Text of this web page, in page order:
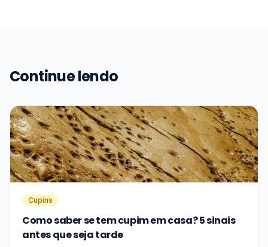
Continue lendo
Cupins
Como saber se tem cupim em casa? 5 sinais
antes que seja tarde